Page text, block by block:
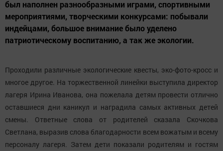
был наполнен разнообразными играми, спортивными
мероприятиями, творческими конкурсами: побывали
индейцами, большое внимание было уделено
патриотическому воспитанию, а так же экологии.
Проходили различные экологические квесты, эко-фото-кросс и
многое другое. На торжественной линейки выступила директор
лагеря Ирина Иванова, она пожелала детям провести отлично
оставшиеся дни каникул и наградила самых активных детей
смены. Ответные слова от родителей сказала Скочкова
Светлана, выразив слова благодарности всем вожатым и всему
персоналу лагеря. Затем дети показали родителям и гостям